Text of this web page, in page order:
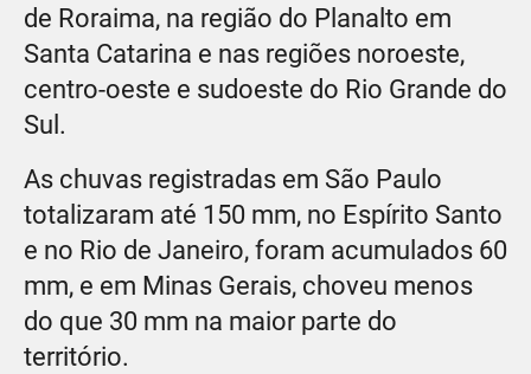
de Roraima, na região do Planalto em
Santa Catarina e nas regiões noroeste,
centro-oeste e sudoeste do Rio Grande do
Sul.
As chuvas registradas em São Paulo
totalizaram até 150 mm, no Espírito Santo
e no Rio de Janeiro, foram acumulados 60
mm, e em Minas Gerais, choveu menos
do que 30 mm na maior parte do
território.